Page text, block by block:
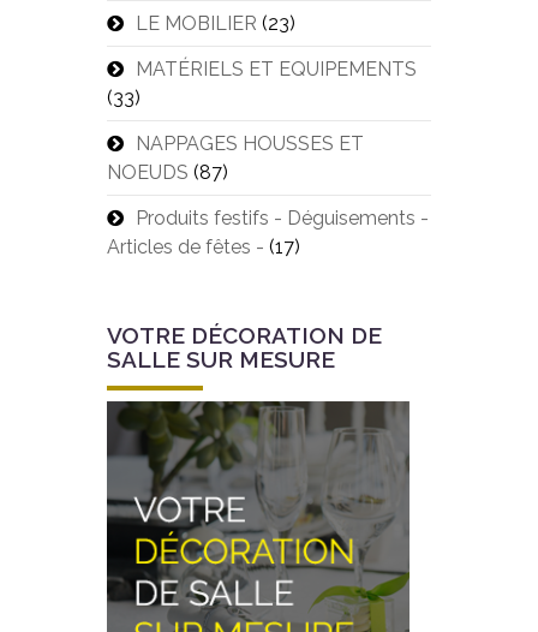
LE MOBILIER (23)
MATÉRIELS ET EQUIPEMENTS
(33)
NAPPAGES HOUSSES ET
NOEUDS (87)
Produits festifs - Déguisements -
Articles de fêtes - (17)
VOTRE DÉCORATION DE
SALLE SUR MESURE